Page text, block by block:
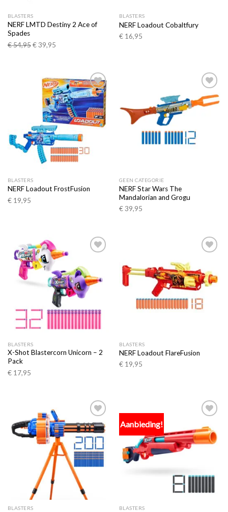
BLASTERS
NERF LMTD Destiny 2 Ace of
Spades
€54,95 €39,95
BLASTERS
NERF Loadout Cobaltfury
€16,95
Toevoegen
aan
verlanglijst
BLASTERS
NERF Loadout FrostFusion
€19,95
Toevoegen
aan
verlanglijst
GEEN CATEGORIE
NERF Star Wars The
Mandalorian and Grogu
€39,95
aan
verlanglijst
BLASTERS
X-Shot Blastercorn Unicorn – 2
Pack
€17,95
verlanglijst
BLASTERS
NERF Loadout FlareFusion
€19,95
Toevoegen
aan
verlanglijst
BLASTERS
Aanbieding!
aan
verlanglijst
BLASTERS